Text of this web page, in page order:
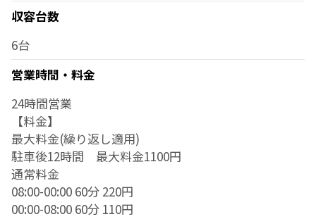
収容台数
6台
営業時間・料金
24時間営業
【料金】
最大料金(繰り返し適用)
駐車後12時間 最大料金1100円
通常料金
08:00-00:00 60分 220円
00:00-08:00 60分 110円